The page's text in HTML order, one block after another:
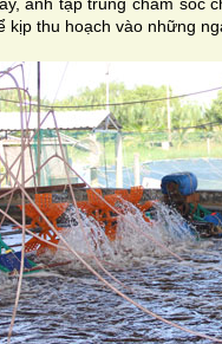
anh tập trung chăm sóc
kịp thu hoạch vào những